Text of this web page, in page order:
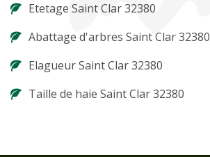
Etetage Saint Clar 32380
Abattage d'arbres Saint Clar 32380
Elagueur Saint Clar 32380
Taille de haie Saint Clar 32380